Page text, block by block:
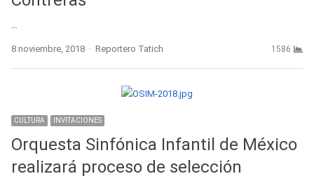
8 noviembre, 2018 Author
Reportero Tatich 1586
CULTURA INVITACIONES
Orquesta Sinfónica Infantil de México
realizará proceso de selección